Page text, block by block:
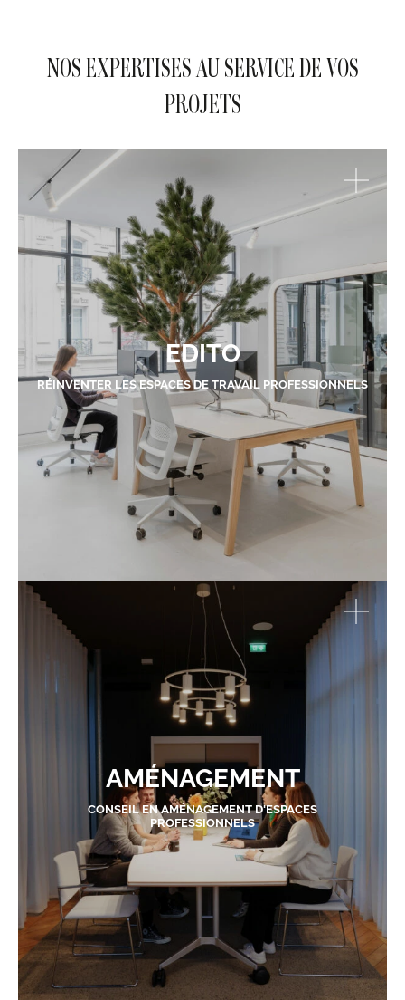
NOS EXPERTISES AU SERVICE DE VOS
PROJETS
EDITO
RÉINVENTER LES ESPACES DE TRAVAIL PROFESSIONNELS
AMÉNAGEMENT
CONSEIL EN AMÉNAGEMENT D'ESPACES
PROFESSIONNELS